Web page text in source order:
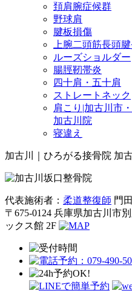
頚肩腕症候群
野球肩
腱板損傷
上腕二頭筋長頭
ルーズショルダー
腸脛靭帯炎
四十肩・五十肩
ストレートネック
肩こり|加古川市
加古川院
寝違え
加古川｜ひろがる接骨院 加
代表施術者： 柔道整復師 門
〒675-0124 兵庫県加古川市
ックス館 2F